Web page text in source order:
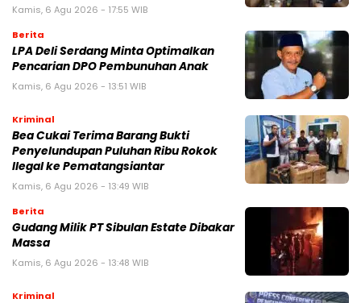
Kamis, 6 Agu 2026 - 17:55 WIB
Berita
LPA Deli Serdang Minta Optimalkan
Pencarian DPO Pembunuhan Anak
Kamis, 6 Agu 2026 - 13:51 WIB
Kriminal
Bea Cukai Terima Barang Bukti
Penyelundupan Puluhan Ribu Rokok
Ilegal ke Pematangsiantar
Kamis, 6 Agu 2026 - 13:49 WIB
Berita
Gudang Milik PT Sibulan Estate Dibakar
Massa
Kamis, 6 Agu 2026 - 13:48 WIB
Kriminal